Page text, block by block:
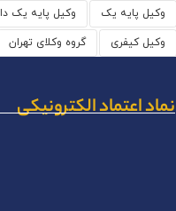
وکیل پایه یک وکیل پایه یک
وکیل کیفری گروه وکلای تهران
نماد اعتماد الکترونیکی